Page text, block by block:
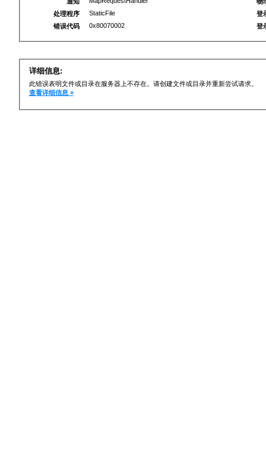
处理程序
StaticFile
错误代码
0x80070002
登
登
详细信息:
此错误表明文件或目录在服务器上不存在。请创建文件或目录并重新尝试请求。
查看详细信息 »